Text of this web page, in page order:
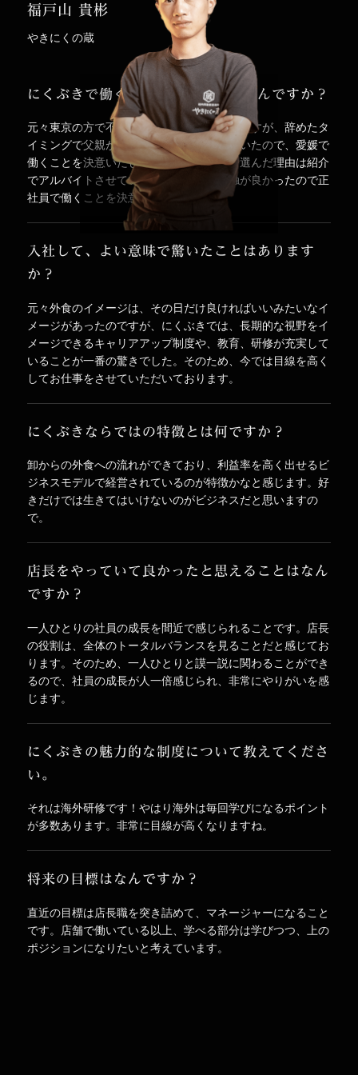
福戸山 貴彬
やきにくの蔵
にくぶきで働く事になった要因はなんですか？
元々東京の方で不動産の営業をしていたのですが、辞めたタ
イミングで父親が単身赴任で愛媛に行っていたので、愛媛で
働くことを決意いたしました。にくぶきを選んだ理由は紹介
でアルバイトさせていただき、とても感触が良かったので正
社員で働くことを決意いたしました。
入社して、よい意味で驚いたことはあります
か？
元々外食のイメージは、その日だけ良ければいいみたいなイ
メージがあったのですが、にくぶきでは、長期的な視野をイ
メージできるキャリアアップ制度や、教育、研修が充実して
いることが一番の驚きでした。そのため、今では目線を高く
してお仕事をさせていただいております。
にくぶきならではの特徴とは何ですか？
卸からの外食への流れができており、利益率を高く出せるビ
ジネスモデルで経営されているのが特徴かなと感じます。好
きだけでは生きてはいけないのがビジネスだと思いますの
で。
店長をやっていて良かったと思えることはなん
ですか？
一人ひとりの社員の成長を間近で感じられることです。店長
の役割は、全体のトータルバランスを見ることだと感じてお
ります。そのため、一人ひとりと謨一説に関わることができ
るので、社員の成長が人一倍感じられ、非常にやりがいを感
じます。
にくぶきの魅力的な制度について教えてくださ
い。
それは海外研修です！やはり海外は毎回学びになるポイント
が多数あります。非常に目線が高くなりますね。
将来の目標はなんですか？
直近の目標は店長職を突き詰めて、マネージャーになること
です。店舗で働いている以上、学べる部分は学びつつ、上の
ポジションになりたいと考えています。